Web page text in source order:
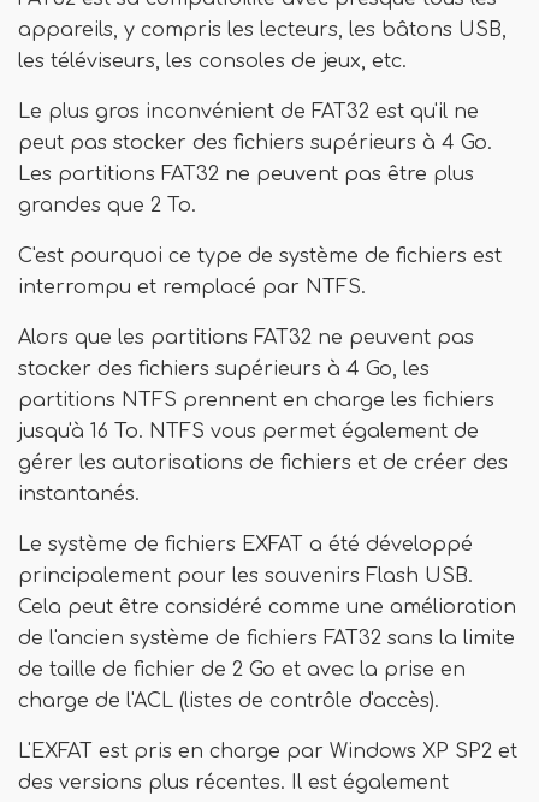
appareils, y compris les lecteurs, les bâtons USB,
les téléviseurs, les consoles de jeux, etc.
Le plus gros inconvénient de FAT32 est qu'il ne
peut pas stocker des fichiers supérieurs à 4 Go.
Les partitions FAT32 ne peuvent pas être plus
grandes que 2 To.
C'est pourquoi ce type de système de fichiers est
interrompu et remplacé par NTFS.
Alors que les partitions FAT32 ne peuvent pas
stocker des fichiers supérieurs à 4 Go, les
partitions NTFS prennent en charge les fichiers
jusqu'à 16 To. NTFS vous permet également de
gérer les autorisations de fichiers et de créer des
instantanés.
Le système de fichiers EXFAT a été développé
principalement pour les souvenirs Flash USB.
Cela peut être considéré comme une amélioration
de l'ancien système de fichiers FAT32 sans la limite
de taille de fichier de 2 Go et avec la prise en
charge de l'ACL (listes de contrôle d'accès).
L'EXFAT est pris en charge par Windows XP SP2 et
des versions plus récentes. Il est également